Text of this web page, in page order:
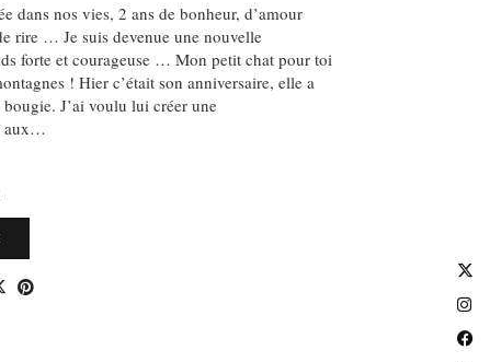
dans nos vies, 2 ans de bonheur, d’amour
rire … Je suis devenue une nouvelle
forte et courageuse … Mon petit chat pour toi
! Hier c’était son anniversaire, elle a
J’ai voulu lui créer une
aux…